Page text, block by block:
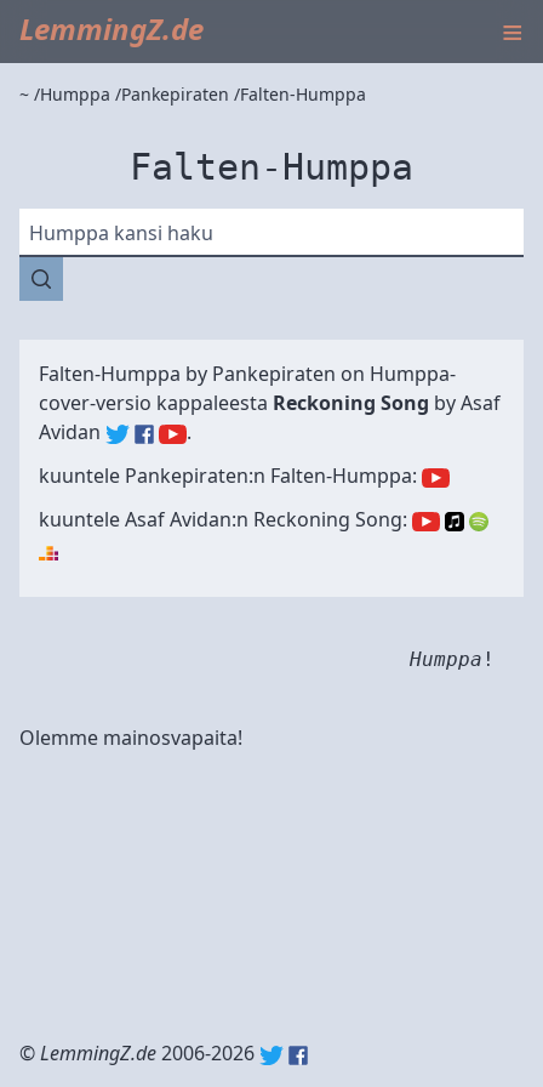
LemmingZ.de ≡
~ Humppa Pankepiraten Falten-Humppa
Falten-Humppa
Humppa kansi haku
Falten-Humppa by Pankepiraten on Humppa-
cover-versio kappaleesta Reckoning Song byAsaf
Avidan
.
kuuntele Pankepiraten:n Falten-Humppa:
kuuntele Asaf Avidan:n Reckoning Song:
Humppa !
Olemme mainosvapaita!
©LemmingZ.de2006-2026